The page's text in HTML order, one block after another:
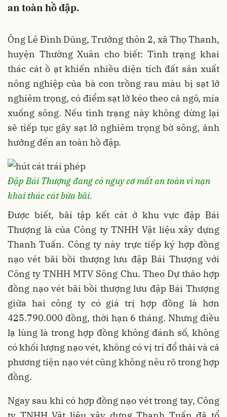
an toàn hồ đập.
Ông Lê Đình Dũng, Trưởng thôn 2, xã Thọ Thanh,
huyện Thường Xuân cho biết: Tình trạng khai
thác cát ồ ạt khiến nhiều diện tích đất sản xuất
nông nghiệp của bà con trồng rau màu bị sạt lở
nghiêm trọng, có điểm sạt lở kéo theo cả ngô, mía
xuống sông. Nếu tình trạng này không dừng lại
sẽ tiếp tục gây sạt lở nghiêm trọng bờ sông, ảnh
hưởng đến an toàn hồ đập.
Đập Bái Thượng đang có nguy cơ mất an toàn vì nạn
khai thác cát bừa bãi.
Được biết, bãi tập kết cát ở khu vực đập Bái
Thượng là của Công ty TNHH Vật liệu xây dựng
Thanh Tuấn. Công ty này trực tiếp ký hợp đồng
nạo vét bãi bồi thượng lưu đập Bái Thượng với
Công ty TNHH MTV Sông Chu. Theo Dự thảo hợp
đồng nạo vét bãi bồi thượng lưu đập Bái Thượng
giữa hai công ty có giá trị hợp đồng là hơn
425.790.000 đồng, thời hạn 6 tháng. Nhưng điều
lạ lùng là trong hợp đồng không đánh số, không
có khối lượng nạo vét, không có vị trí đổ thải và cả
phương tiện nạo vét cũng không nêu rõ trong hợp
đồng.
Ngay sau khi có hợp đồng nạo vét trong tay, Công